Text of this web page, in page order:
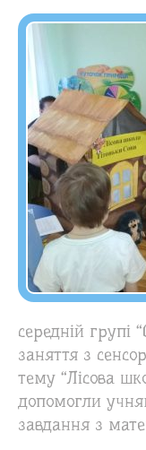
середній групі
заняття з
тему “Лісова
допомогли
завдання з